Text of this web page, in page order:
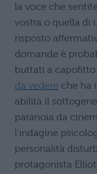
la voce che
vostra o quella di
risposto
domande è
buttati a capofitto
da vedere che ha
abilità il
paranoia da
l'indagine
personalità
protagonista